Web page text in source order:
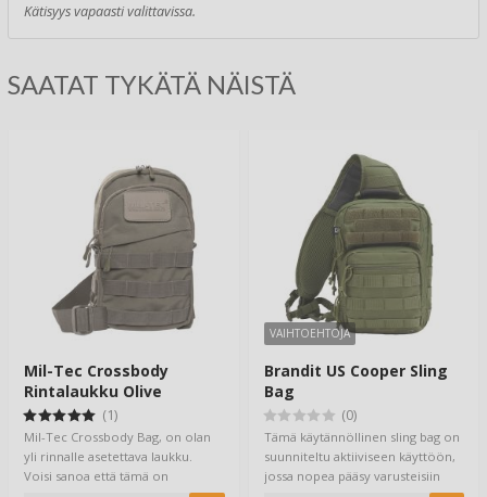
Kätisyys vapaasti valittavissa.
SAATAT TYKÄTÄ NÄISTÄ
Mil-Tec Crossbody
Rintalaukku Olive
(1)
Mil-Tec Crossbody Bag, on olan
yli rinnalle asetettava laukku.
Voisi sanoa että tämä on
VAIHTOEHTOJA
Brandit US Cooper Sling
Bag
(0)
Tämä käytännöllinen sling bag on
suunniteltu aktiiviseen käyttöön,
jossa nopea pääsy varusteisiin